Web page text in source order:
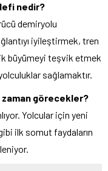
nedir?
demiryolu
iyileştirmek, tren
büyümeyi teşvik etmek
sağlamaktır.
zaman görecekler?
Yolcular için yeni
ilk somut faydaların